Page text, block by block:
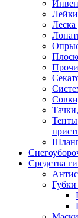
Леска
Средства